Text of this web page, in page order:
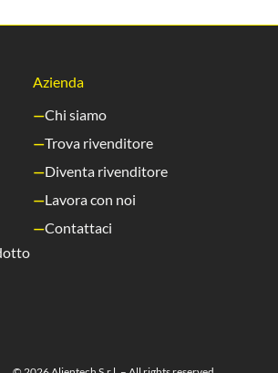
Azienda
Chi siamo
Trova rivenditore
Diventa rivenditore
Lavora con noi
Contattaci